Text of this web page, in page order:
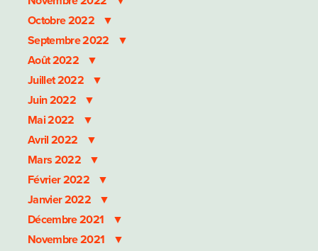
Octobre 2022
Septembre 2022
Août 2022
Juillet 2022
Juin 2022
Mai 2022
Avril 2022
Mars 2022
Février 2022
Janvier 2022
Décembre 2021
Novembre 2021